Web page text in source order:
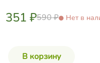
351 ₽590 ₽ Нет в